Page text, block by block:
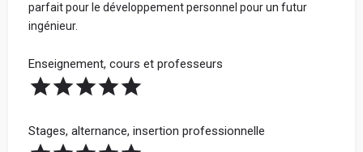
parfait pour le développement personnel pour un futur
ingénieur.
Enseignement, cours et professeurs
Stages, alternance, insertion professionnelle